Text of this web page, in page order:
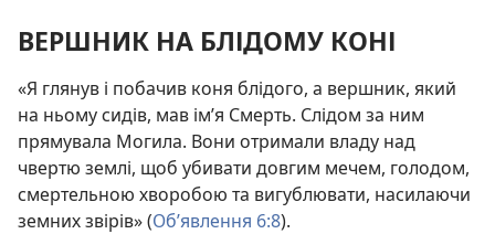
ВЕРШНИК НА БЛІДОМУ КОНІ
«Я глянув і побачив коня блідого, а вершник, який
на ньому сидів, мав ім’я Смерть. Слідом за ним
прямувала Могила. Вони отримали владу над
чвертю землі, щоб убивати довгим мечем, голодом,
смертельною хворобою та вигублювати, насилаючи
земних звірів» (Об’явлення 6:8).